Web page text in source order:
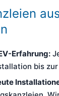
Erfahrung:
bis